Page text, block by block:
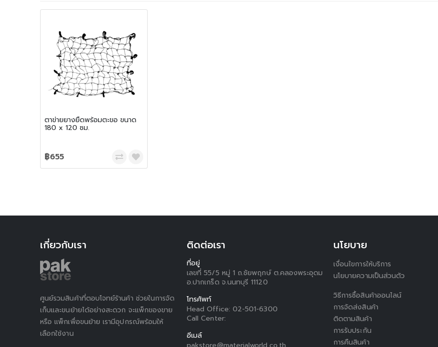
ตาข่ายยางยืดพร้อมตะขอ ขนาด
180 x 120 ซม.
฿655
เกี่ยวกับเรา
ศูนย์รวมสินค้าที่ตอบโจทย์ร้านค้า ช่วยในการจัด
เก็บและขนย้ายได้อย่างสะดวก จะแพ็กของขาย
หรือ แพ็กเพื่อขนย้าย เรามีอุปกรณ์พร้อมให้
เลือกใช้งาน
ติดต่อเรา
ที่อยู่
เลขที่ 55/5 หมู่ 1 ถ.ชัยพฤกษ์ ต.คลองพระอุดม
อ.ปากเกร็ด จ.นนทบุรี 11120
โทรศัพท์
Head Office: 02-501-6300
Call Center:
อีเมล์
นโยบาย
เงื่อนไขการให้บริการ
นโยบายความเป็นส่วนตัว
วิธีการซื้อสินค้าออนไลน์
การจัดส่งสินค้า
ติดตามสินค้า
การรับประกัน
การคืนสินค้า